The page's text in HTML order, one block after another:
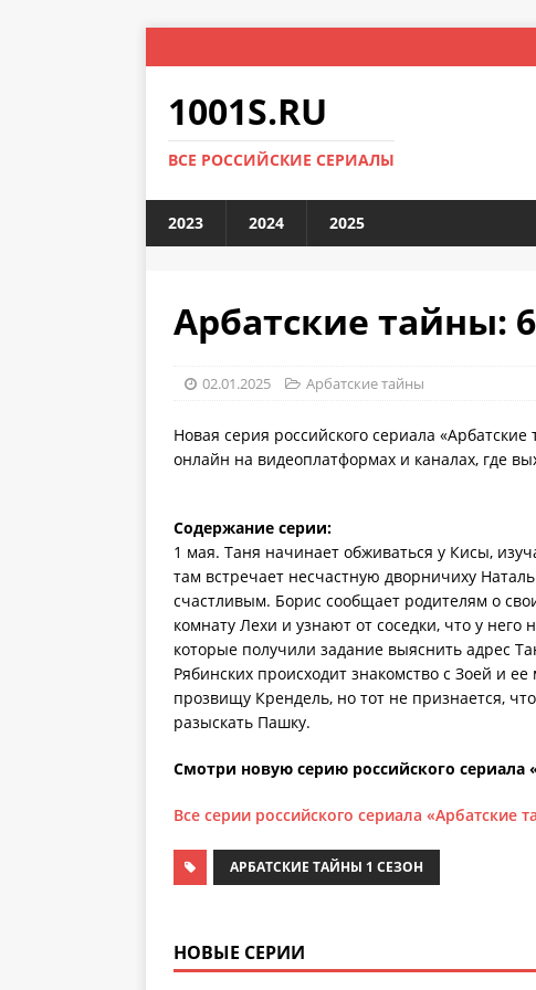
1001S.RU
ВСЕ РОССИЙСКИЕ СЕРИАЛЫ
2023 2024 2025
Арбатские тайны:
02.01.2025 Арбатские тайны
Новая серия российского сериала
онлайн на видеоплатформах и каналах, где
Содержание серии:
1 мая. Таня начинает обживаться у Кисы,
там встречает несчастную дворничиху
счастливым. Борис сообщает родителям о
комнату Лехи и узнают от соседки, что у
которые получили задание выяснить адрес
Рябинских происходит знакомство с Зоей и
прозвищу Крендель, но тот не признается,
разыскать Пашку.
Смотри новую серию российского сериала
Все серии российского сериала «Арбатские
АРБАТСКИЕ ТАЙНЫ 1 СЕЗОН
НОВЫЕ СЕРИИ